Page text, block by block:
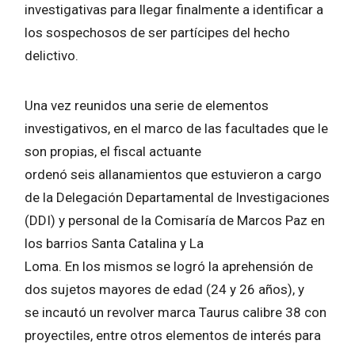
investigativas para llegar finalmente a identificar a
los sospechosos de ser partícipes del hecho
delictivo.
Una vez reunidos una serie de elementos
investigativos, en el marco de las facultades que le
son propias, el fiscal actuante
ordenó seis allanamientos que estuvieron a cargo
de la Delegación Departamental de Investigaciones
(DDI) y personal de la Comisaría de Marcos Paz en
los barrios Santa Catalina y La
Loma. En los mismos se logró la aprehensión de
dos sujetos mayores de edad (24 y 26 años), y
se incautó un revolver marca Taurus calibre 38 con
proyectiles, entre otros elementos de interés para